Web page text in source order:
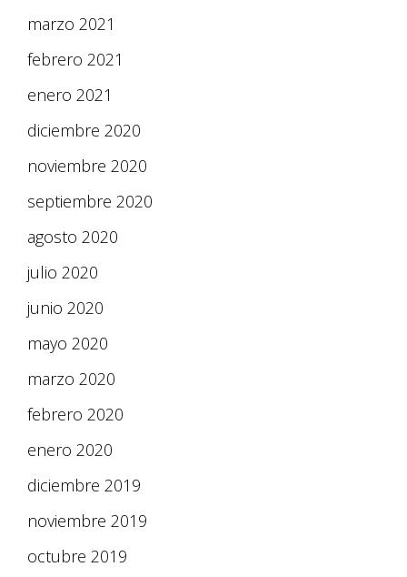
marzo 2021
febrero 2021
enero 2021
diciembre 2020
noviembre 2020
septiembre 2020
agosto 2020
julio 2020
junio 2020
mayo 2020
marzo 2020
febrero 2020
enero 2020
diciembre 2019
noviembre 2019
octubre 2019